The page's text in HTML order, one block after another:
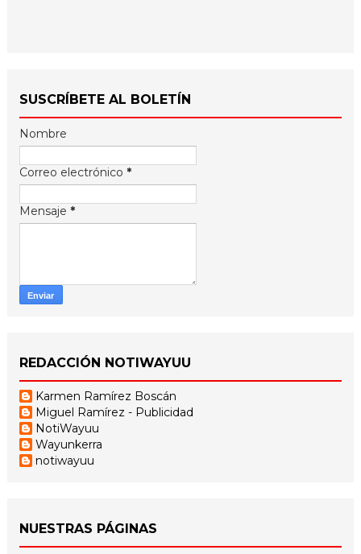
SUSCRÍBETE AL BOLETÍN
Nombre
Correo electrónico *
Mensaje *
REDACCIÓN NOTIWAYUU
Karmen Ramírez Boscán
Miguel Ramírez - Publicidad
NotiWayuu
Wayunkerra
notiwayuu
NUESTRAS PÁGINAS